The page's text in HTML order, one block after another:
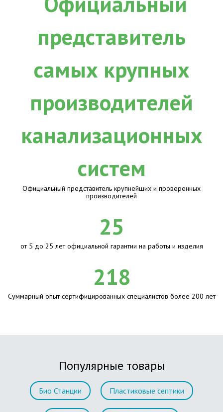
Официальный представитель крупнейших и проверенных
производителей
25
от 5 до 25 лет официальной гарантии на работы и изделия
218
Суммарный опыт сертифицированных специалистов более 200 лет
Популярные товары
Био Станции Пластиковые септики